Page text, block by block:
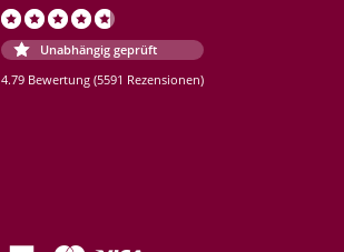
Unabhängig geprüft
4.79 Bewertung (5591 Rezensionen)